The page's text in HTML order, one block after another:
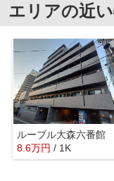
エリアの近
ルーブル大森六番館
8.6万円 / 1K